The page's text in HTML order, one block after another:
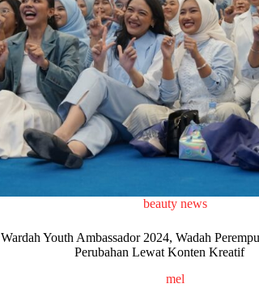
beauty news
Wardah Youth Ambassador 2024, Wadah
Perubahan Lewat Konten Kreatif
mel